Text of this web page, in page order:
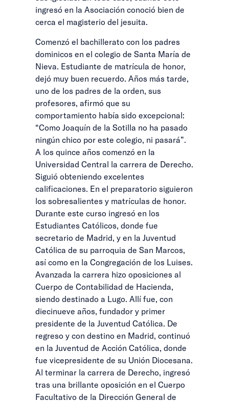
ingresó en la Asociación conoció bien de
cerca el magisterio del jesuita.
Comenzó el bachillerato con los padres
dominicos en el colegio de Santa María de
Nieva. Estudiante de matrícula de honor,
dejó muy buen recuerdo. Años más tarde,
uno de los padres de la orden, sus
profesores, afirmó que su
comportamiento había sido excepcional:
“Como Joaquín de la Sotilla no ha pasado
ningún chico por este colegio, ni pasará”.
A los quince años comenzó en la
Universidad Central la carrera de Derecho.
Siguió obteniendo excelentes
calificaciones. En el preparatorio siguieron
los sobresalientes y matrículas de honor.
Durante este curso ingresó en los
Estudiantes Católicos, donde fue
secretario de Madrid, y en la Juventud
Católica de su parroquia de San Marcos,
así como en la Congregación de los Luises.
Avanzada la carrera hizo oposiciones al
Cuerpo de Contabilidad de Hacienda,
siendo destinado a Lugo. Allí fue, con
diecinueve años, fundador y primer
presidente de la Juventud Católica. De
regreso y con destino en Madrid, continuó
en la Juventud de Acción Católica, donde
fue vicepresidente de su Unión Diocesana.
Al terminar la carrera de Derecho, ingresó
tras una brillante oposición en el Cuerpo
Facultativo de la Dirección General de